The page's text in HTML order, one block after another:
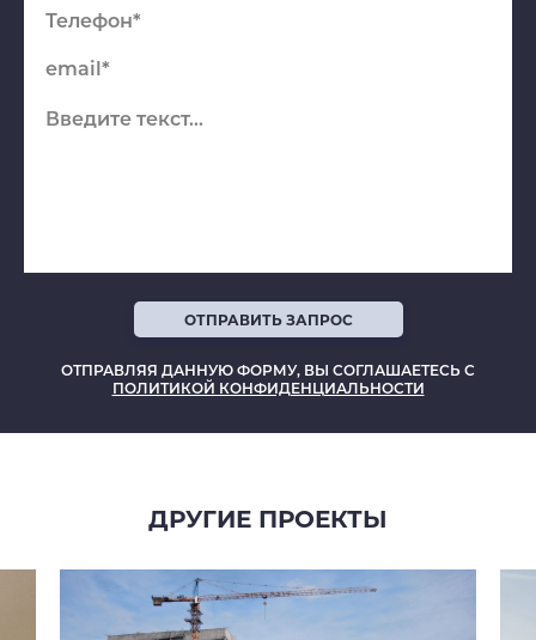
ОТПРАВИТЬ ЗАПРОС
ОТПРАВЛЯЯ ДАННУЮ ФОРМУ, ВЫ СОГЛАШАЕТЕСЬ С
ПОЛИТИКОЙ КОНФИДЕНЦИАЛЬНОСТИ
ДРУГИЕ ПРОЕКТЫ
ОТПРАВЛЯЯ ДАННУЮ ФОРМУ, ВЫ СОГЛАШАЕТЕСЬ С
ПОЛИТИКОЙ КОНФИДЕНЦИАЛЬНОСТИ
Спасибо
мы с Вами свяжемся.